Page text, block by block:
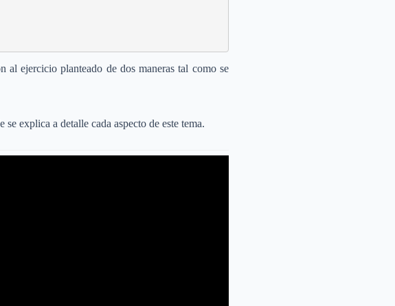
ejercicio planteado de dos maneras tal como se
explica a detalle cada aspecto de este tema.